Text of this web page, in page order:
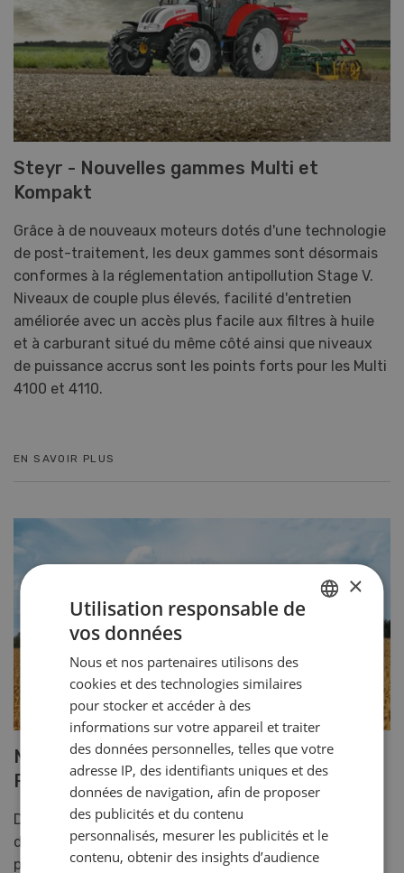
Steyr - Nouvelles gammes Multi et
Kompakt
Grâce à de nouveaux moteurs dotés d'une technologie
de post-traitement, les deux gammes sont désormais
conformes à la réglementation antipollution Stage V.
Niveaux de couple plus élevés, facilité d'entretien
améliorée avec un accès plus facile aux filtres à huile
et à carburant situé du même côté ainsi que niveaux
de puissance accrus sont les points forts pour les Multi
4100 et 4110.
EN SAVOIR PLUS
Nouveautés moissonneuses-batteuses
Fendt
Des machines fiables haut de gamme qui se
distinguent par des évolutions et des améliorations
permanentes. La Fendt Ideal, modèle de l’année 2022,
×
Utilisation responsable de
vos données
Nous et nos partenaires utilisons des
cookies et des technologies similaires
pour stocker et accéder à des
informations sur votre appareil et traiter
des données personnelles, telles que votre
adresse IP, des identifiants uniques et des
données de navigation, afin de proposer
des publicités et du contenu
personnalisés, mesurer les publicités et le
contenu, obtenir des insights d’audience